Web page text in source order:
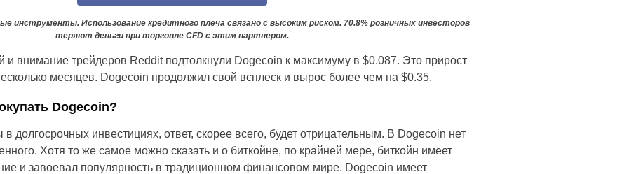
инструменты. Использование кредитного плеча связано с высоким риском. 70.8% розничных инвесторов
теряют деньги при торговле CFD с этим партнером.
и внимание трейдеров Reddit подтолкнули Dogecoin к максимуму в $0.087. Это прирост
месяцев. Dogecoin продолжил свой всплеск и вырос более чем на $0.35.
Dogecoin?
долгосрочных инвестициях, ответ, скорее всего, будет отрицательным. В Dogecoin нет
Хотя то же самое можно сказать и о биткойне, по крайней мере, биткойн имеет
и завоевал популярность в традиционном финансовом мире. Dogecoin имеет